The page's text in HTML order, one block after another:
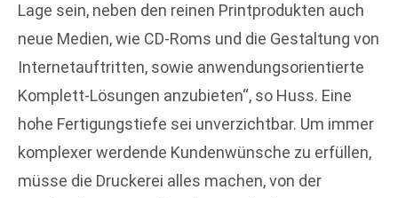
Lage sein, neben den reinen Printprodukten auch
neue Medien, wie CD-Roms und die Gestaltung von
Internetauftritten, sowie anwendungsorientierte
Komplett-Lösungen anzubieten“, so Huss. Eine
hohe Fertigungstiefe sei unverzichtbar. Um immer
komplexer werdende Kundenwünsche zu erfüllen,
müsse die Druckerei alles machen, von der